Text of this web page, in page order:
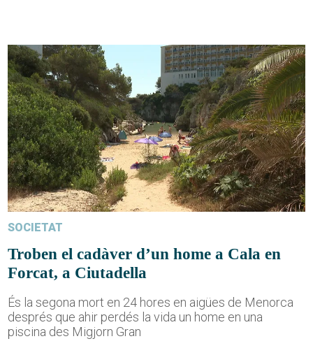
SOCIETAT
Troben el cadàver d’un home a Cala en
Forcat, a Ciutadella
És la segona mort en 24 hores en aigües de Menorca
després que ahir perdés la vida un home en una
piscina des Migjorn Gran